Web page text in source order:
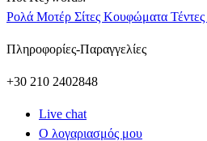
Ρολά Μοτέρ Σίτες Κουφώματα Τέντες
Πληροφορίες-Παραγγελίες
+30 210 2402848
Live chat
Ο λογαριασμός μου